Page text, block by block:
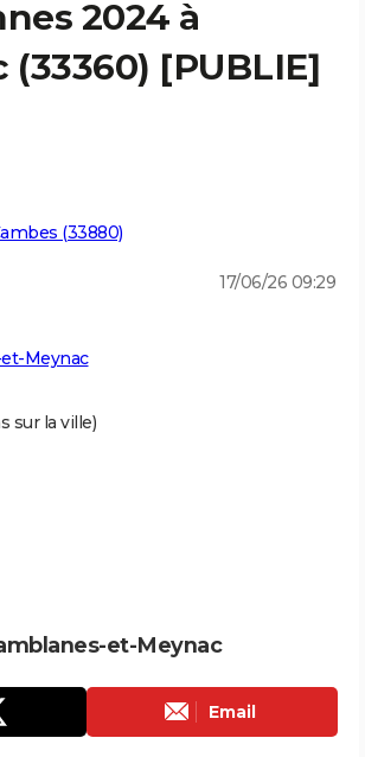
2024 à
[PUBLIE]
(33880)
17/06/26 09:29
Meynac
sur la ville)
et-Meynac
Email